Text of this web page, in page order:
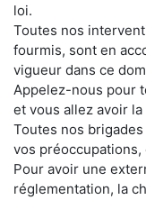
loi.
Toutes nos
fourmis, sont en
vigueur dans ce
Appelez-nous pour
et vous allez avoir
Toutes nos
vos
Pour avoir une
réglementation, la